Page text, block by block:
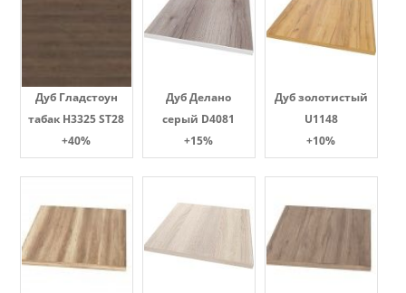
Дуб Гладстоун
табак H3325 ST28
+40%
Дуб Делано
серый D4081
+15%
Дуб золотистый
U1148
+10%